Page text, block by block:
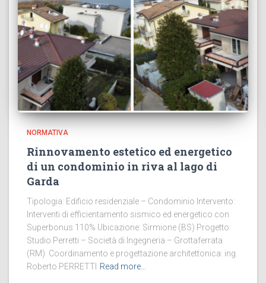
NORMATIVA
Rinnovamento estetico ed energetico
di un condominio in riva al lago di
Garda
Tipologia: Edificio residenziale – Condominio Intervento:
Interventi di efficientamento sismico ed energetico con
Superbonus 110% Ubicazione: Sirmione (BS) Progetto:
Studio Perretti – Società di Ingegneria – Grottaferrata
(RM) Coordinamento e progettazione architettonica: ing.
Roberto PERRETTI Read more…